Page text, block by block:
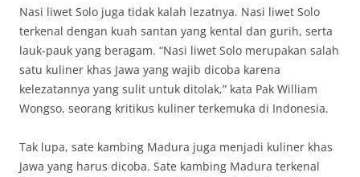
Nasi liwet Solo juga tidak kalah lezatnya. Nasi liwet Solo
terkenal dengan kuah santan yang kental dan gurih, serta
lauk-pauk yang beragam. “Nasi liwet Solo merupakan salah
satu kuliner khas Jawa yang wajib dicoba karena
kelezatannya yang sulit untuk ditolak,” kata Pak William
Wongso, seorang kritikus kuliner terkemuka di Indonesia.
Tak lupa, sate kambing Madura juga menjadi kuliner khas
Jawa yang harus dicoba. Sate kambing Madura terkenal